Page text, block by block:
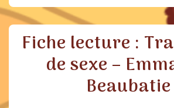
se
pénétrer
Fiche lecture :
de sexe –
Beaubatie